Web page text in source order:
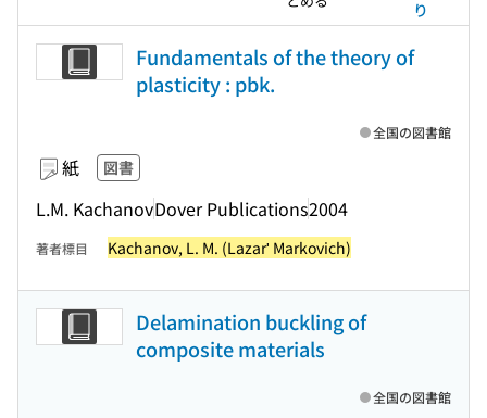
り
Fundamentals of the theory of
plasticity : pbk.
紙 図書
L.M. KachanovDover Publications2004
全国の図書館
著者標目 Kachanov, L. M. (Lazarʹ Markovich)
Delamination buckling of
composite materials
全国の図書館